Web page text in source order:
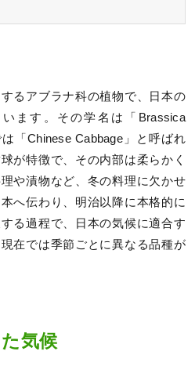
るアブラナ科の植物で、日本の
ます。その学名は「Brassica
「Chinese Cabbage」と呼ばれ
が特徴で、その内部は柔らかく
や漬物など、冬の料理に欠かせ
へ伝わり、明治以降に本格的に
る過程で、日本の気候に適合す
在では季節ごとに異なる品種が
気候